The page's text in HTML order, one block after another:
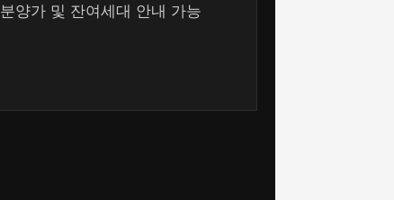
분양가 및 잔여세대 안내 가능